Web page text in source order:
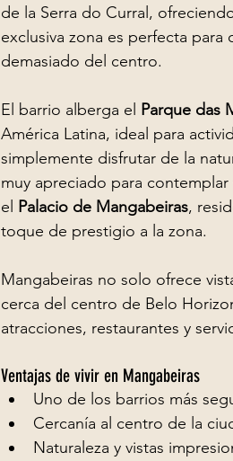
de la Serra do Curral,
exclusiva zona es perfecta
demasiado del centro.
El barrio alberga el Parque das
América Latina, ideal para
simplemente disfrutar de la
muy apreciado para
el Palacio de Mangabeiras,
toque de prestigio a la zona.
Mangabeiras no solo ofrece
cerca del centro de Belo
atracciones, restaurantes y
Ventajas de vivir en Mangabeiras
Uno de los barrios más
Cercanía al centro de la
Naturaleza y vistas